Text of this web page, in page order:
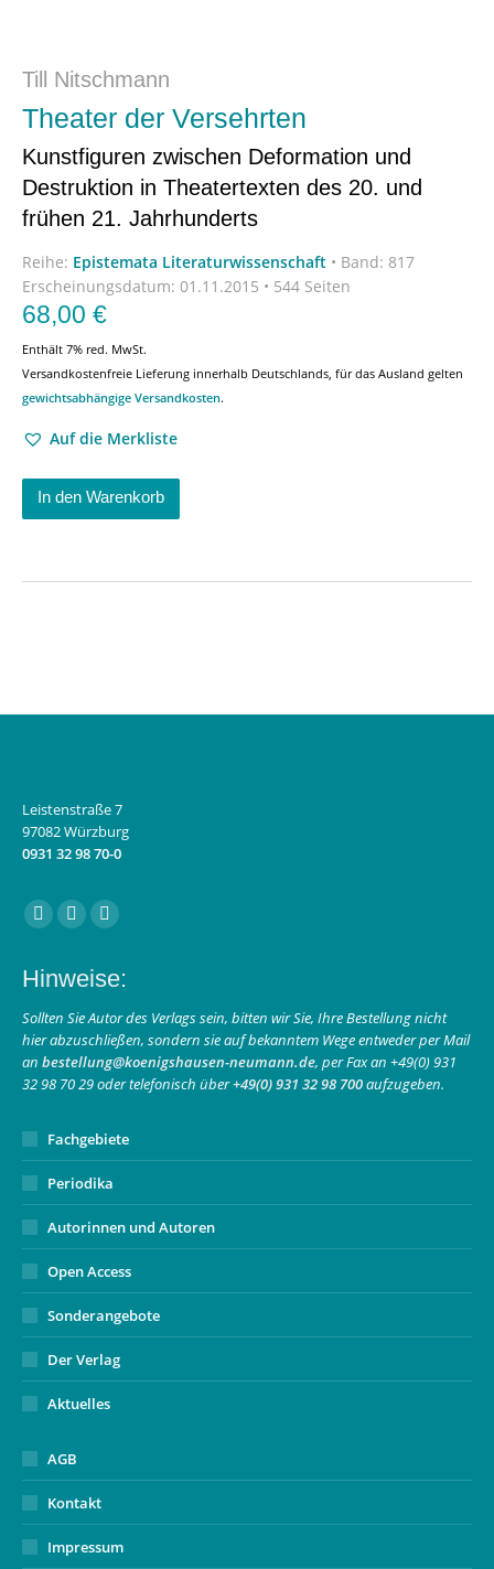
Till Nitschmann
Theater der Versehrten
Kunstfiguren zwischen Deformation und
Destruktion in Theatertexten des 20. und
frühen 21. Jahrhunderts
Reihe: Epistemata Literaturwissenschaft • Band: 817
Erscheinungsdatum: 01.11.2015 • 544 Seiten
68,00 €
Enthält 7% red. MwSt.
Versandkostenfreie Lieferung innerhalb Deutschlands, für das Ausland gelten
gewichtsabhängige Versandkosten.
Auf die Merkliste
In den Warenkorb
Leistenstraße 7
97082 Würzburg
0931 32 98 70-0
Finden Sie uns auf:
Facebook
opens
in
new
window
Instagram
opens
in
new
window
E-
page
opens
in
new
window
Hinweise:
Sollten Sie Autor des Verlags sein, bitten wir Sie, Ihre Bestellung nicht
hier abzuschließen, sondern sie auf bekanntem Wege entweder per Mail
an bestellung@koenigshausen-neumann.de, per Fax an +49(0) 931
32 98 70 29 oder telefonisch über+49(0) 931 32 98 700aufzugeben.
Fachgebiete
Periodika
Autorinnen und Autoren
Open Access
Sonderangebote
Der Verlag
Aktuelles
AGB
Kontakt
Impressum